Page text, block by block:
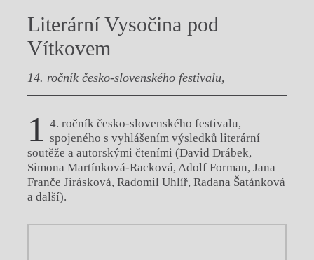
Literární Vysočina pod
Vítkovem
14. ročník česko-slovenského festivalu,
1 4. ročník česko-slovenského festivalu,
spojeného s vyhlášením výsledků literární
soutěže a autorskými čteními (David Drábek,
Simona Martínková-Racková, Adolf Forman, Jana
Franče Jirásková, Radomil Uhlíř, Radana Šatánková
a další).